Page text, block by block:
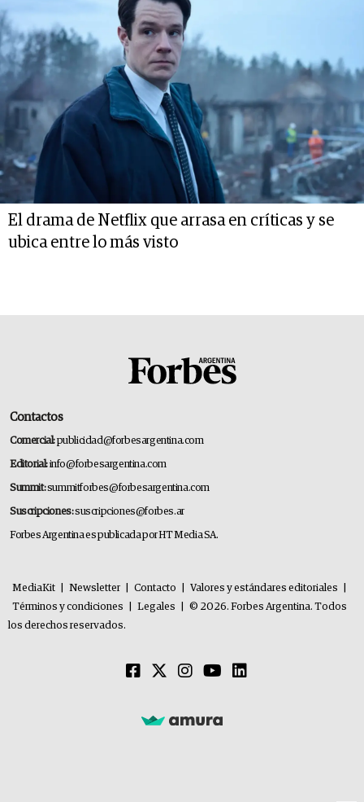
El drama de Netflix que arrasa en críticas y se
ubica entre lo más visto
Contactos
Comercial:publicidad@forbesargentina.com
Editorial:info@forbesargentina.com
Summit:summitforbes@forbesargentina.com
Suscripciones:suscripciones@forbes.ar
Forbes Argentina es publicada por HT Media SA.
MediaKit Newsletter Contacto Valores y estándares editoriales
Términos y condiciones
Legales
© 2026. Forbes Argentina. Todos
los derechos reservados.